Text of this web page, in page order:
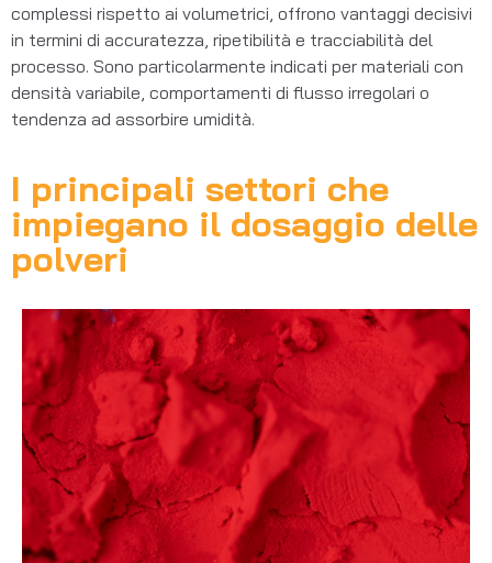
complessi rispetto ai volumetrici, offrono vantaggi decisivi
in termini di accuratezza, ripetibilità e tracciabilità del
processo. Sono particolarmente indicati per materiali con
densità variabile, comportamenti di flusso irregolari o
tendenza ad assorbire umidità.
I principali settori che
impiegano il dosaggio delle
polveri